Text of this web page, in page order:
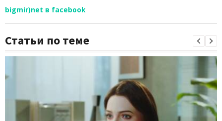
bigmir)net в facebook
Статьи по теме